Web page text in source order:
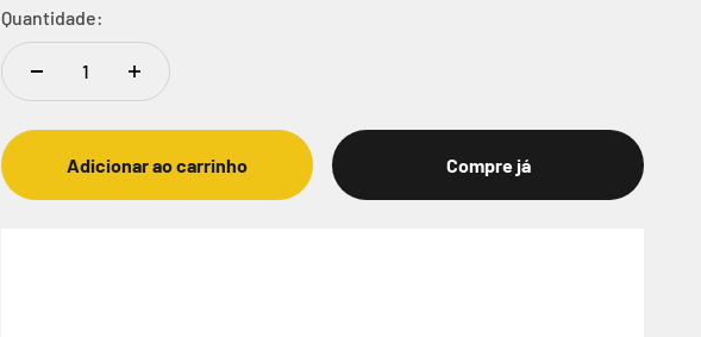
Quantidade:
Adicionar ao carrinho Compre já